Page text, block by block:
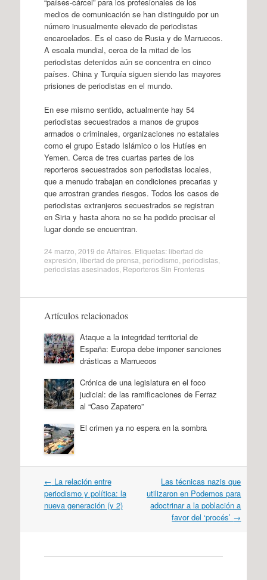
medios de comunicación se han distinguido por un
número inusualmente elevado de periodistas
encarcelados. Es el caso de Rusia y de Marruecos.
A escala mundial, cerca de la mitad de los
periodistas detenidos aún se concentra en cinco
países. China y Turquía siguen siendo las mayores
prisiones de periodistas en el mundo.
En ese mismo sentido, actualmente hay 54
periodistas secuestrados a manos de grupos
armados o criminales, organizaciones no estatales
como el grupo Estado Islámico o los Hutíes en
Yemen. Cerca de tres cuartas partes de los
reporteros secuestrados son periodistas locales,
que a menudo trabajan en condiciones precarias y
que arrostran grandes riesgos. Todos los casos de
periodistas extranjeros secuestrados se registran
en Siria y hasta ahora no se ha podido precisar el
lugar donde se encuentran.
24 marzo, 2019 de Affaires. Etiquetas: libertad de
expresión libertad de prensa periodismo periodistas,
periodistas asesinados, Reporteros Sin Fronteras
Artículos relacionados
Ataque a la integridad territorial de
España: Europa debe imponer sanciones
drásticas a Marruecos
Crónica de una legislatura en el foco
judicial: de las ramificaciones de Ferraz
al “Caso Zapatero”
El crimen ya no espera en la sombra
Navegación
por
artículos
← La relación entre
periodismo y política: la
nueva generación (y 2)
Las técnicas nazis que
utilizaron en Podemos para
adoctrinar a la población a
favor del ‘procés’ →